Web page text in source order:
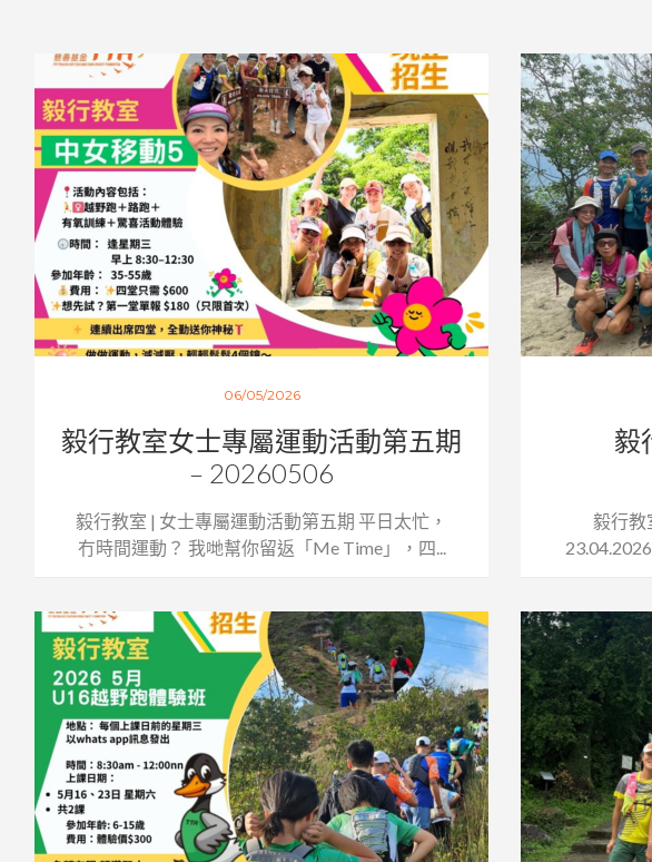
06/05/2026
毅行教室女士專屬運動活動第五期
– 20260506
毅行教室 | 女士專屬運動活動第五期 平日太忙，
冇時間運動？ 我哋幫你留返「Me Time」，四...
毅
毅行教